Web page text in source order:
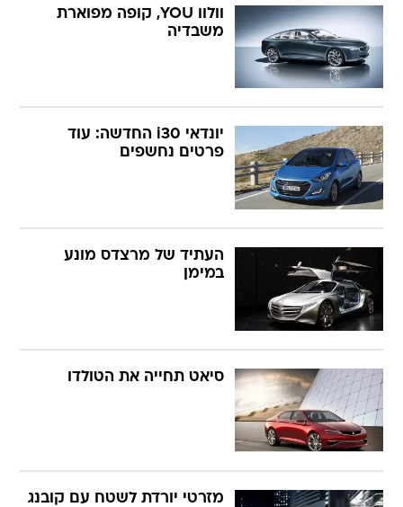
וולוו YOU, קופה מפוארת
משבדיה
יונדאי i30 החדשה: עוד
פרטים נחשפים
העתיד של מרצדס מונע
במימן
סיאט תחייה את הטולדו
מזרטי יורדת לשטח עם קובנג